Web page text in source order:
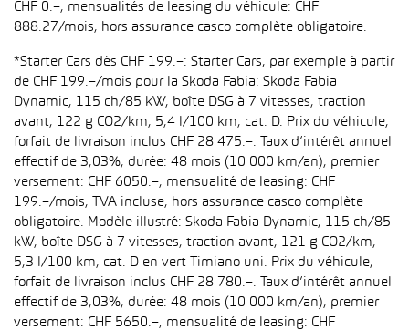
CHF 0.–, mensualités de leasing du véhicule: CHF
888.27/mois, hors assurance casco complète obligatoire.
*Starter Cars dès CHF 199.–: Starter Cars, par exemple à partir
de CHF 199.–/mois pour la Skoda Fabia: Skoda Fabia
Dynamic, 115 ch/85 kW, boîte DSG à 7 vitesses, traction
avant, 122 g CO2/km, 5,4 l/100 km, cat. D. Prix du véhicule,
forfait de livraison inclus CHF 28 475.–. Taux d’intérêt annuel
effectif de 3,03%, durée: 48 mois (10 000 km/an), premier
versement: CHF 6050.–, mensualité de leasing: CHF
199.–/mois, TVA incluse, hors assurance casco complète
obligatoire. Modèle illustré: Skoda Fabia Dynamic, 115 ch/85
kW, boîte DSG à 7 vitesses, traction avant, 121 g CO2/km,
5,3 l/100 km, cat. D en vert Timiano uni. Prix du véhicule,
forfait de livraison inclus CHF 28 780.–. Taux d’intérêt annuel
effectif de 3,03%, durée: 48 mois (10 000 km/an), premier
versement: CHF 5650.–, mensualité de leasing: CHF